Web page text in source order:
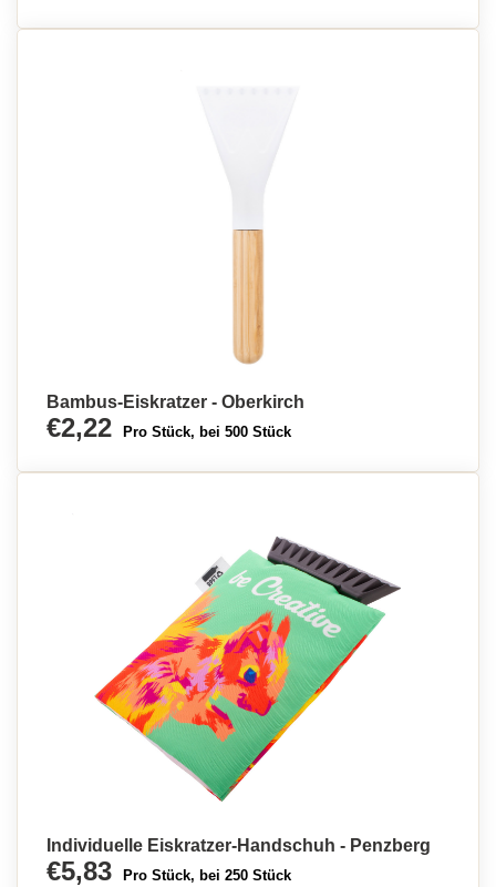
Bambus-Eiskratzer - Oberkirch
€2,22 Pro Stück, bei 500 Stück
Individuelle Eiskratzer-Handschuh - Penzberg
€5,83 Pro Stück, bei 250 Stück